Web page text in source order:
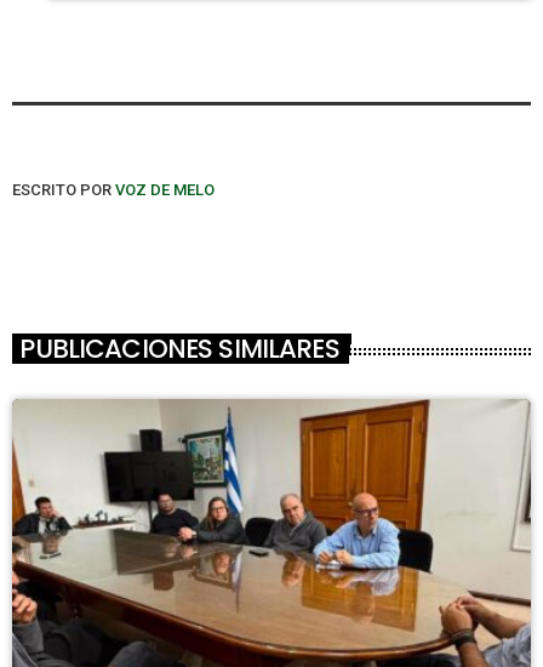
ESCRITO POR VOZ DE MELO
PUBLICACIONES SIMILARES